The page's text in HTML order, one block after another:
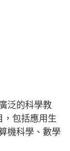
泛的科學教
，包括應用生
機科學、數學